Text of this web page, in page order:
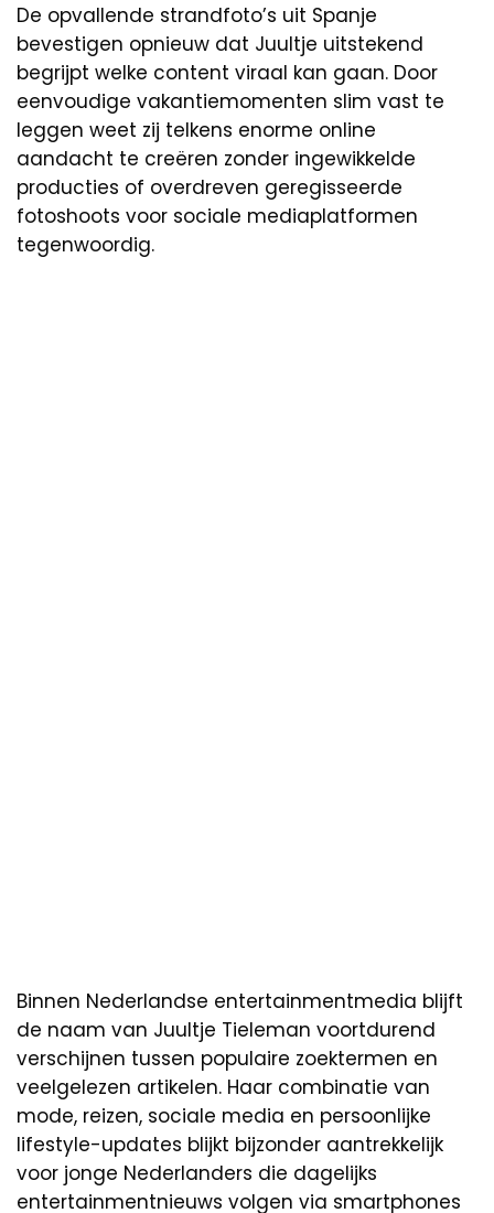
De opvallende strandfoto’s uit Spanje
bevestigen opnieuw dat Juultje uitstekend
begrijpt welke content viraal kan gaan. Door
eenvoudige vakantiemomenten slim vast te
leggen weet zij telkens enorme online
aandacht te creëren zonder ingewikkelde
producties of overdreven geregisseerde
fotoshoots voor sociale mediaplatformen
tegenwoordig.
Binnen Nederlandse entertainmentmedia blijft
de naam van Juultje Tieleman voortdurend
verschijnen tussen populaire zoektermen en
veelgelezen artikelen. Haar combinatie van
mode, reizen, sociale media en persoonlijke
lifestyle-updates blijkt bijzonder aantrekkelijk
voor jonge Nederlanders die dagelijks
entertainmentnieuws volgen via smartphones